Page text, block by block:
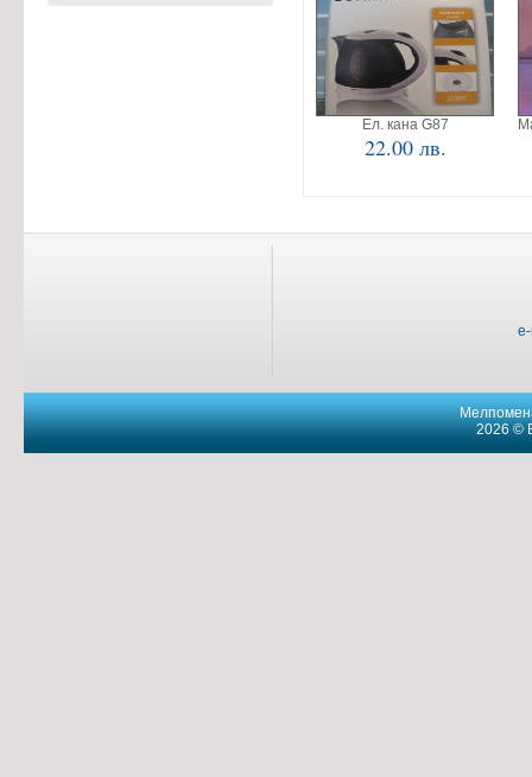
Ел. кана G87
22.00 лв.
2026 ©